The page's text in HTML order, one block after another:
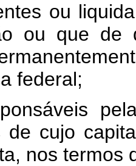
ou
ou que de
federal;
de cujo
nos termos